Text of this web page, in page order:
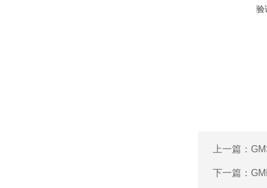
验
上一篇：
下一篇：